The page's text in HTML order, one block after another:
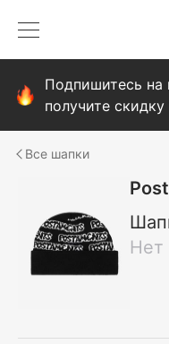
Подпишитесь на
получите
шапки
Нет